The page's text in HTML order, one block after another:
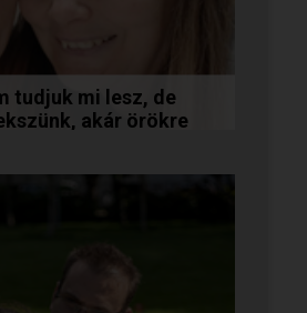
tudjuk mi lesz, de
akár örökre
levelet Katalin és